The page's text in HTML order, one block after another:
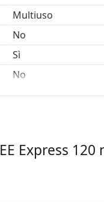
Multiuso
No
Sì
No
Almeno 16 mesi
1 Express 120